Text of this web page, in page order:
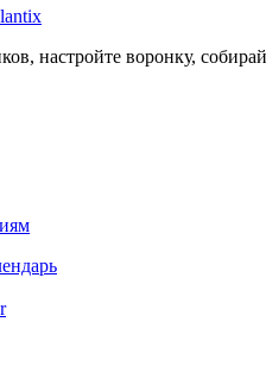
настройте воронку,